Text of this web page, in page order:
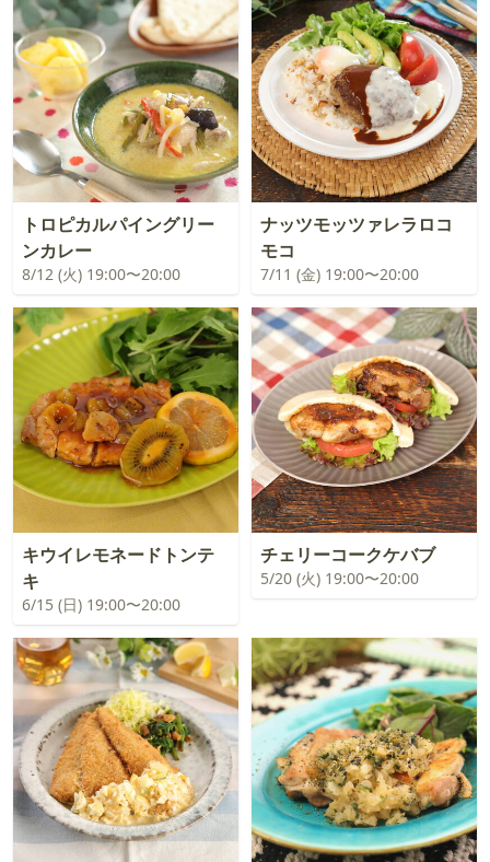
トロピカルパイングリー
ンカレー
8/12 (火) 19:00〜20:00
ナッツモッツァレラロコ
モコ
7/11 (金) 19:00〜20:00
キウイレモネードトンテ
キ
6/15 (日) 19:00〜20:00
チェリーコークケバブ
5/20 (火) 19:00〜20:00